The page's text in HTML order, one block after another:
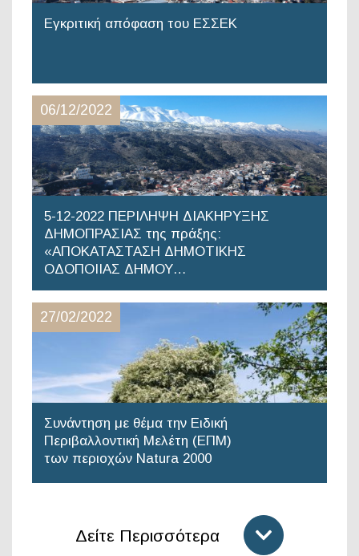
Εγκριτική απόφαση του ΕΣΣΕΚ
06/12/2022
5-12-2022 ΠΕΡΙΛΗΨΗ ΔΙΑΚΗΡΥΞΗΣ
ΔΗΜΟΠΡΑΣΙΑΣ της πράξης:
«ΑΠΟΚΑΤΑΣΤΑΣΗ ΔΗΜΟΤΙΚΗΣ
ΟΔΟΠΟΙΙΑΣ ΔΗΜΟΥ…
27/02/2022
Συνάντηση με θέμα την Ειδική
Περιβαλλοντική Μελέτη (ΕΠΜ)
των περιοχών Natura 2000
Δείτε Περισσότερα